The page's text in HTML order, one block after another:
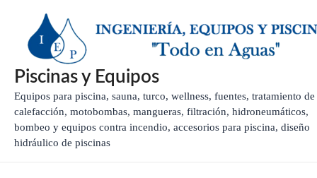
contenido
Piscinas y Equipos
Equipos para piscina, sauna, turco, wellness, fuentes, tratamiento de
calefacción, motobombas, mangueras, filtración, hidroneumáticos,
bombeo y equipos contra incendio, accesorios para piscina, diseño
hidráulico de piscinas
entradas